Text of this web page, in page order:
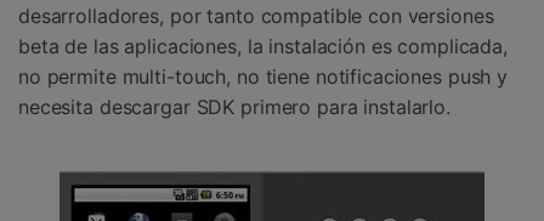
desarrolladores, por tanto compatible con versiones
beta de las aplicaciones, la instalación es complicada,
no permite multi-touch, no tiene notificaciones push y
necesita descargar SDK primero para instalarlo.